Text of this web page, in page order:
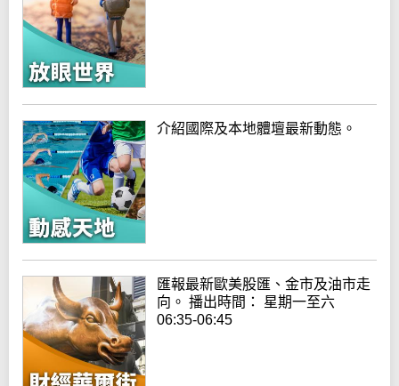
介紹國際及本地體壇最新動態。
匯報最新歐美股匯、金市及油市走
向。 播出時間： 星期一至六
06:35-06:45